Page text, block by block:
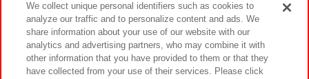
イベント・キャンペーン
We collect unique personal identifiers such as cookies to
analyze our traffic and to personalize content and ads. We
share information about your use of our website with our
analytics and advertising partners, who may combine it with
other information that you have provided to them or that they
have collected from your use of their services. Please click